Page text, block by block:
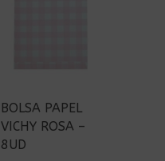
BOLSA PAPEL
VICHY ROSA –
8UD